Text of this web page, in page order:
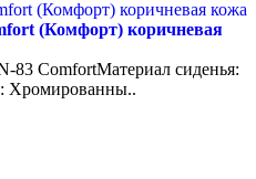
(Комфорт) коричневая
83 ComfortМатериал сиденья:
Хромированны..